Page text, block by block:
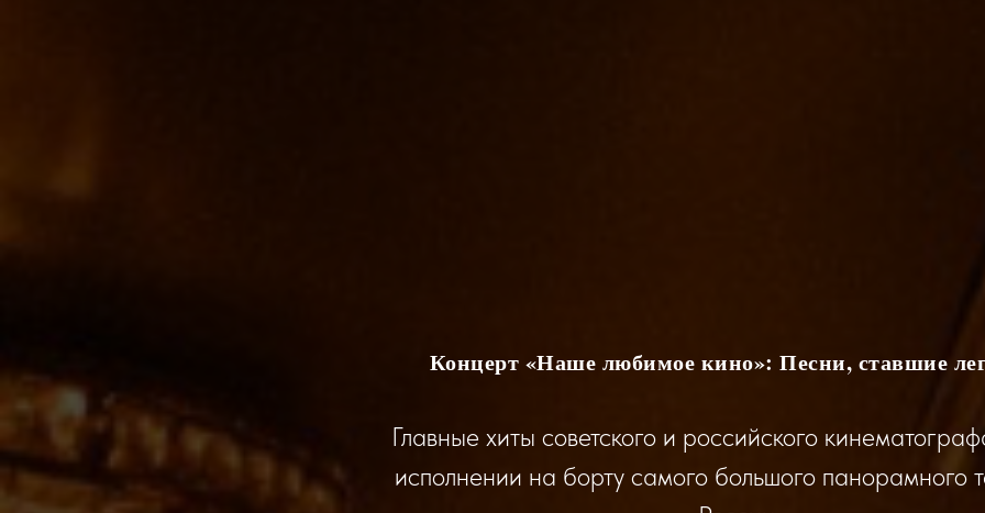
Концерт «Наше любимое кино»: Песни, ставшие
Главные хиты советского и российского
исполнении на борту самого большого панорамного